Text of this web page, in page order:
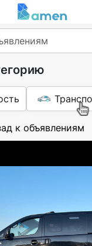
к объявлениям